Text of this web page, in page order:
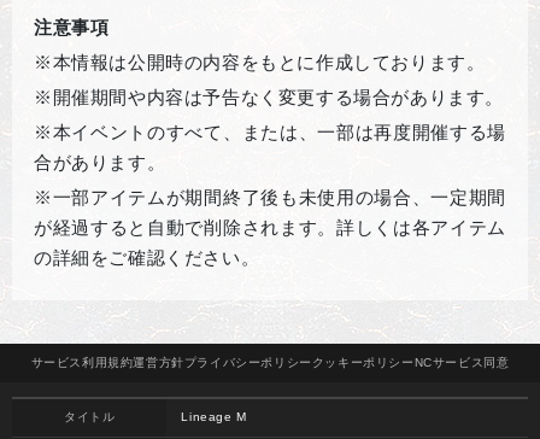
注意事項
※本情報は公開時の内容をもとに作成しております。
※開催期間や内容は予告なく変更する場合があります。
※本イベントのすべて、または、一部は再度開催する場
合があります。
※一部アイテムが期間終了後も未使用の場合、一定期間
が経過すると自動で削除されます。詳しくは各アイテム
の詳細をご確認ください。
サービス 利用規約運営方針プライバシーポリシー クッキーポリシーNCサービス 同意
タイトル Lineage M